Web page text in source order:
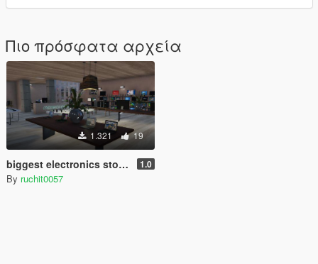
Πιο πρόσφατα αρχεία
1.321 19
biggest electronics stores 1.0
By ruchit0057